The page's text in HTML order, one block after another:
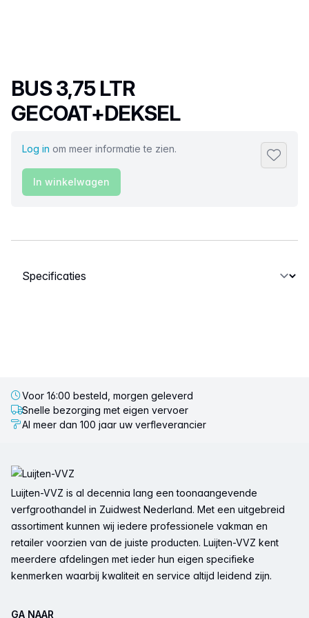
Productnaam
BUS 3,75 LTR
GECOAT+DEKSEL
Log in om meer informatie te zien.
In winkelwagen
Selecteer een tabblad
Voor 16:00 besteld, morgen geleverd
Snelle bezorging met eigen vervoer
Al meer dan 100 jaar uw verfleverancier
Luijten-VVZ is al decennia lang een toonaangevende
verfgroothandel in Zuidwest Nederland. Met een uitgebreid
assortiment kunnen wij iedere professionele vakman en
retailer voorzien van de juiste producten. Luijten-VVZ kent
meerdere afdelingen met ieder hun eigen specifieke
kenmerken waarbij kwaliteit en service altijd leidend zijn.
GA NAAR